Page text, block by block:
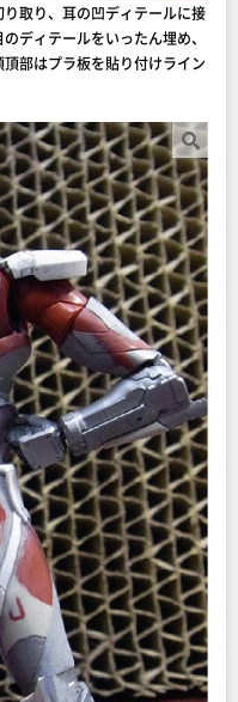
取り、耳の凹ディテールに接
ディテールをいったん埋め、
部はプラ板を貼り付けライン